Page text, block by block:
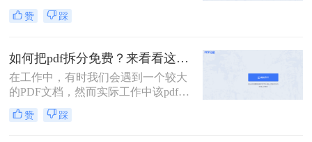
知道该如何下手？PDF是一种常用的
文件格式，但是在某些情况下，我们
绍几种简单的方法，帮助你轻松拆分
PDF文件。
赞 踩
如何把pdf拆分免费？来看看这2个PDF拆分方法！
在工作中，有时我们会遇到一个较大
的PDF文档，然而实际工作中该pdf文
档的内容是分模块处理的。这时我们
就可以使用PDF拆分功能，将整个
赞 踩